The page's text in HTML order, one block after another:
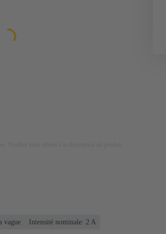
vague
Intensité nominale: ‌2 A